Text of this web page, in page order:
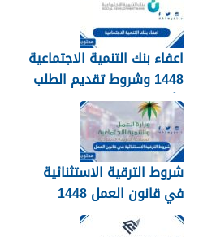
اعفاء بنك التنمية الاجتماعية
1448 وشروط تقديم الطلب
وأهم الأوراق والمستندات
شروط الترقية الاستثنائية
في قانون العمل 1448